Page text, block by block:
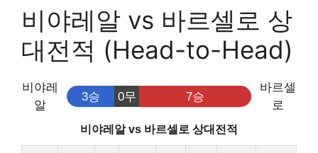
비야레알 vs 바르셀로 상
대전적 (Head-to-Head)
비야레
알
3승 0무 7승
바르셀
로
비야레알 vs 바르셀로 상대전적